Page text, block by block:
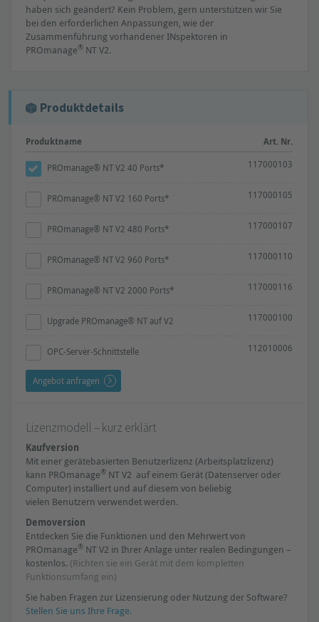
haben sich geändert? Kein Problem, gern unterstützen wir Sie
bei den erforderlichen Anpassungen, wie der
Zusammenführung vorhandener INspektoren in
PROmanage® NT V2.
Produktdetails
Produktname Art. Nr.
PROmanage® NT V2 40 Ports* 117000103
PROmanage® NT V2 160 Ports* 117000105
PROmanage® NT V2 480 Ports* 117000107
PROmanage® NT V2 960 Ports* 117000110
PROmanage® NT V2 2000 Ports* 117000116
Upgrade PROmanage® NT auf V2 117000100
OPC-Server-Schnittstelle 112010006
Angebot anfragen
Lizenzmodell – kurz erklärt
Kaufversion
Mit einer gerätebasierten Benutzerlizenz (Arbeitsplatzlizenz)
kann PROmanage® NT V2 auf einem Gerät (Datenserver oder
Computer) installiert und auf diesem von beliebig
vielen Benutzern verwendet werden.
Demoversion
Entdecken Sie die Funktionen und den Mehrwert von
PROmanage® NT V2 in Ihrer Anlage unter realen Bedingungen –
kostenlos. (Richten sie ein Gerät mit dem kompletten
Funktionsumfang ein)
Sie haben Fragen zur Lizensierung oder Nutzung der Software?
Stellen Sie uns Ihre Frage.